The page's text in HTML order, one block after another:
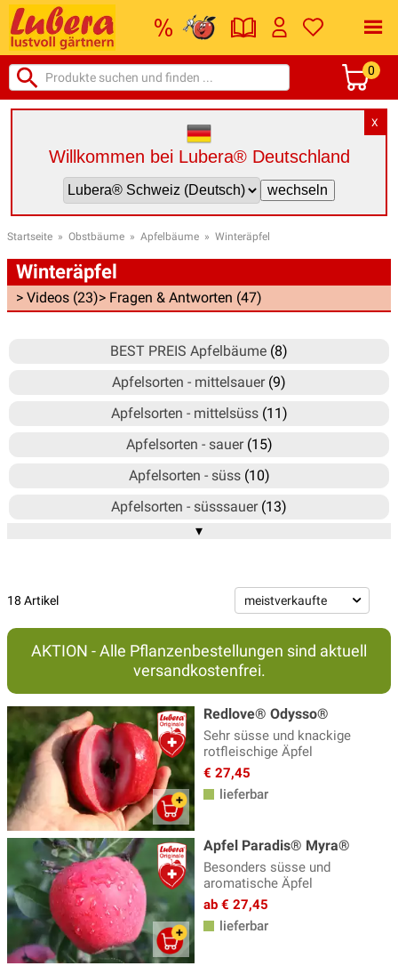
0
X
Willkommen bei Lubera® Deutschland
Startseite » Obstbäume » Apfelbäume » Winteräpfel
Winteräpfel
> Videos (23)> Fragen & Antworten (47)
BEST PREIS Apfelbäume (8)
Apfelsorten - mittelsauer(9)
Apfelsorten - mittelsüss(11)
Apfelsorten - sauer(15)
Apfelsorten - süss(10)
Apfelsorten - süsssauer(13)
Gelbe Äpfel - Bionda®
(13)
Paradis®-Äpfel(20)
Rotfleischige Äpfel - Redloves® (7)
Sommeräpfel(7)
Säulenapfelbaum - Malini (11)
Säulenäpfel mit rotfl. Äpfeln - Redini®(1)
Winteräpfel(18)
Zier- und Hängeapfelbäume
Zwergapfelbaum (5)
▾
18 Artikel
AKTION - Alle Pflanzenbestellungen sind aktuell
versandkostenfrei.
Redlove® Odysso®
Sehr süsse und knackige
rotfleischige Äpfel
€ 27,45
lieferbar
Apfel Paradis® Myra®
Besonders süsse und
aromatische Äpfel
ab € 27,45
lieferbar